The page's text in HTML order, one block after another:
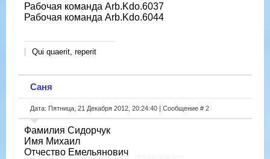
Рабочая команда Arb.Kdo.6037
Рабочая команда Arb.Kdo.6044
Qui quaerit, reperit
Саня
Дата: Пятница, 21 Декабря 2012, 20:24:40 | Сообщение # 2
Фамилия Сидорчук
Имя Михаил
Отчество Емельянович